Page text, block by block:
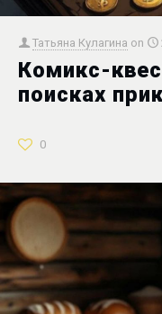
Татьяна Кулагина on
Комикс-
поисках
0